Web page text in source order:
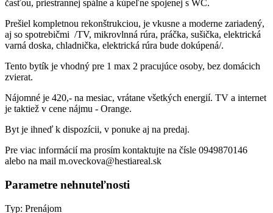
časťou, priestrannej spálne a kúpeľne spojenej s WC.
Prešiel kompletnou rekonštrukciou, je vkusne a moderne zariadený,
aj so spotrebičmi /TV, mikrovlnná rúra, práčka, sušička, elektrická
varná doska, chladnička, elektrická rúra bude dokúpená/.
Tento bytík je vhodný pre 1 max 2 pracujúce osoby, bez domácich
zvierat.
Nájomné je 420,- na mesiac, vrátane všetkých energií. TV a internet
je taktiež v cene nájmu - Orange.
Byt je ihneď k dispozícii, v ponuke aj na predaj.
Pre viac informácií ma prosím kontaktujte na čísle 0949870146
alebo na mail m.oveckova@hestiareal.sk
Parametre nehnuteľnosti
Typ: Prenájom